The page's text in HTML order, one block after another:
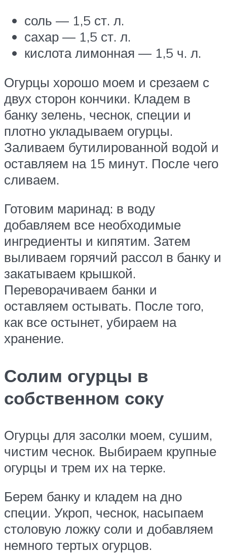
соль — 1,5 ст. л.
сахар — 1,5 ст. л.
кислота лимонная — 1,5 ч. л.
Огурцы хорошо моем и срезаем с
двух сторон кончики. Кладем в
банку зелень, чеснок, специи и
плотно укладываем огурцы.
Заливаем бутилированной водой и
оставляем на 15 минут. После чего
сливаем.
Готовим маринад: в воду
добавляем все необходимые
ингредиенты и кипятим. Затем
выливаем горячий рассол в банку и
закатываем крышкой.
Переворачиваем банки и
оставляем остывать. После того,
как все остынет, убираем на
хранение.
Солим огурцы в
собственном соку
Огурцы для засолки моем, сушим,
чистим чеснок. Выбираем крупные
огурцы и трем их на терке.
Берем банку и кладем на дно
специи. Укроп, чеснок, насыпаем
столовую ложку соли и добавляем
немного тертых огурцов.